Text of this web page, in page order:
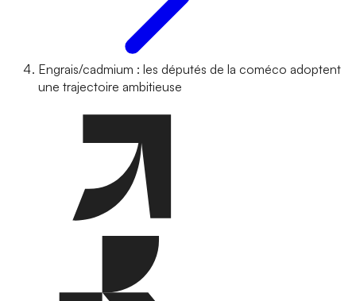
Engrais/cadmium : les députés de la coméco adoptent
une trajectoire ambitieuse